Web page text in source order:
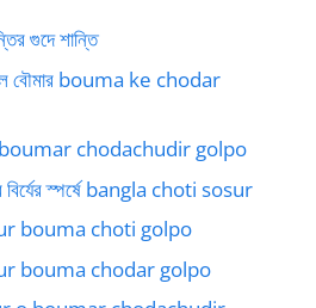
গুদে শান্তি
হল বৌমার bouma ke chodar
boumar chodachudir golpo
বির্যের স্পর্ষে bangla choti sosur
bouma choti golpo
bouma chodar golpo